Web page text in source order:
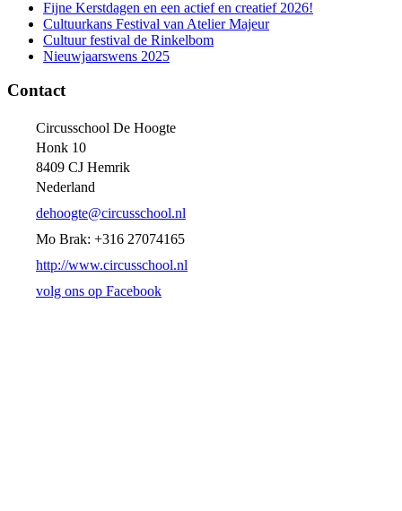
Fijne Kerstdagen en een actief en creatief 2026!
Cultuurkans Festival van Atelier Majeur
Cultuur festival de Rinkelbom
Nieuwjaarswens 2025
Contact
Circusschool De Hoogte
Honk 10
8409 CJ Hemrik
Nederland
dehoogte@circusschool.nl
Mo Brak: +316 27074165
http://www.circusschool.nl
volg ons op Facebook